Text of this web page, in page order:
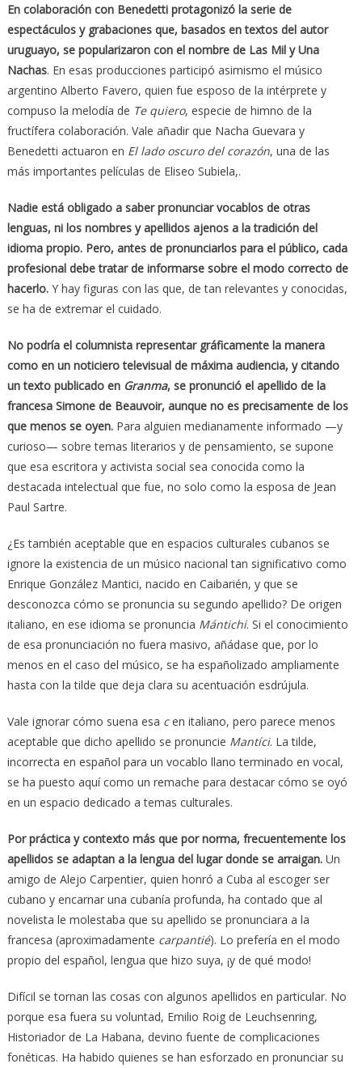
En colaboración con Benedetti protagonizó la serie de
espectáculos y grabaciones que, basados en textos del autor
uruguayo, se popularizaron con el nombre de Las Mil y Una
Nachas. En esas producciones participó asimismo el músico
argentino Alberto Favero, quien fue esposo de la intérprete y
compuso la melodía de Te quiero, especie de himno de la
fructífera colaboración. Vale añadir que Nacha Guevara y
Benedetti actuaron en El lado oscuro del corazón, una de las
más importantes películas de Eliseo Subiela,.
Nadie está obligado a saber pronunciar vocablos de otras
lenguas, ni los nombres y apellidos ajenos a la tradición del
idioma propio. Pero, antes de pronunciarlos para el público, cada
profesional debe tratar de informarse sobre el modo correcto de
hacerlo.Y hay figuras con las que, de tan relevantes y conocidas,
se ha de extremar el cuidado.
No podría el columnista representar gráficamente la manera
como en un noticiero televisual de máxima audiencia, y citando
un texto publicado en Granma, se pronunció el apellido de la
francesa Simone de Beauvoir, aunque no es precisamente de los
que menos se oyen.Para alguien medianamente informado —y
curioso— sobre temas literarios y de pensamiento, se supone
que esa escritora y activista social sea conocida como la
destacada intelectual que fue, no solo como la esposa de Jean
Paul Sartre.
¿Es también aceptable que en espacios culturales cubanos se
ignore la existencia de un músico nacional tan significativo como
Enrique González Mantici, nacido en Caibarién, y que se
desconozca cómo se pronuncia su segundo apellido? De origen
italiano, en ese idioma se pronuncia Mántichi. Si el conocimiento
de esa pronunciación no fuera masivo, añádase que, por lo
menos en el caso del músico, se ha españolizado ampliamente
hasta con la tilde que deja clara su acentuación esdrújula.
Vale ignorar cómo suena esa cen italiano, pero parece menos
aceptable que dicho apellido se pronuncie Mantíci. La tilde,
incorrecta en español para un vocablo llano terminado en vocal,
se ha puesto aquí como un remache para destacar cómo se oyó
en un espacio dedicado a temas culturales.
Por práctica y contexto más que por norma, frecuentemente los
apellidos se adaptan a la lengua del lugar donde se arraigan.Un
amigo de Alejo Carpentier, quien honró a Cuba al escoger ser
cubano y encarnar una cubanía profunda, ha contado que al
novelista le molestaba que su apellido se pronunciara a la
francesa (aproximadamente carpantié). Lo prefería en el modo
propio del español, lengua que hizo suya, ¡y de qué modo!
Difícil se tornan las cosas con algunos apellidos en particular. No
porque esa fuera su voluntad, Emilio Roig de Leuchsenring,
Historiador de La Habana, devino fuente de complicaciones
fonéticas. Ha habido quienes se han esforzado en pronunciar su